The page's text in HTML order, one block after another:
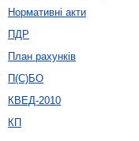
Нормативні акти
ПДР
План рахунків
П(С)БО
КВЕД-2010
КП